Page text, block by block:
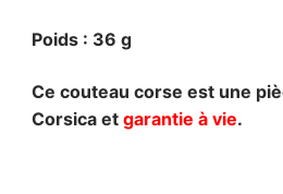
Poids : 36 g
Ce couteau corse est une
Corsica et garantie à vie.